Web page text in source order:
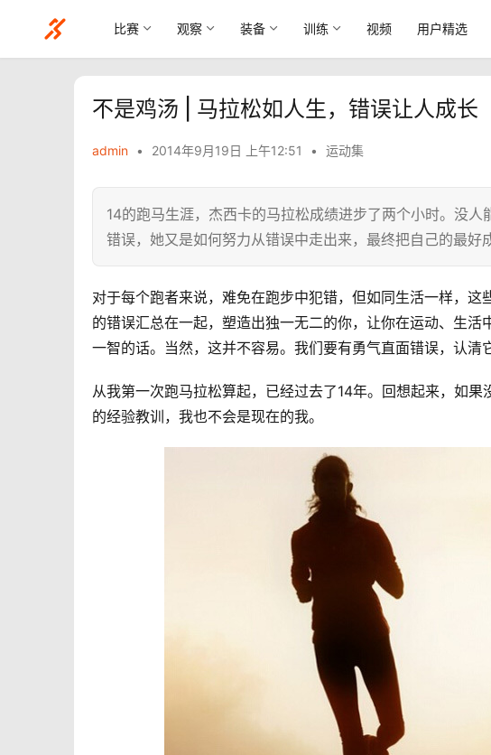
比赛 观察 装备 训练 视频 用户精选
不是鸡汤 | 马拉松如人生，错误让人成长
admin • 2014年9月19日 上午12:51 • 运动集
14的跑马生涯，杰西卡的马拉松成绩进步了两个小时。没
错误，她又是如何努力从错误中走出来，最终把自己的最好
对于每个跑者来说，难免在跑步中犯错，但如同生活一样，
的错误汇总在一起，塑造出独一无二的你，让你在运动、生
一智的话。当然，这并不容易。我们要有勇气直面错误，认清
从我第一次跑马拉松算起，已经过去了14年。回想起来，如
的经验教训，我也不会是现在的我。